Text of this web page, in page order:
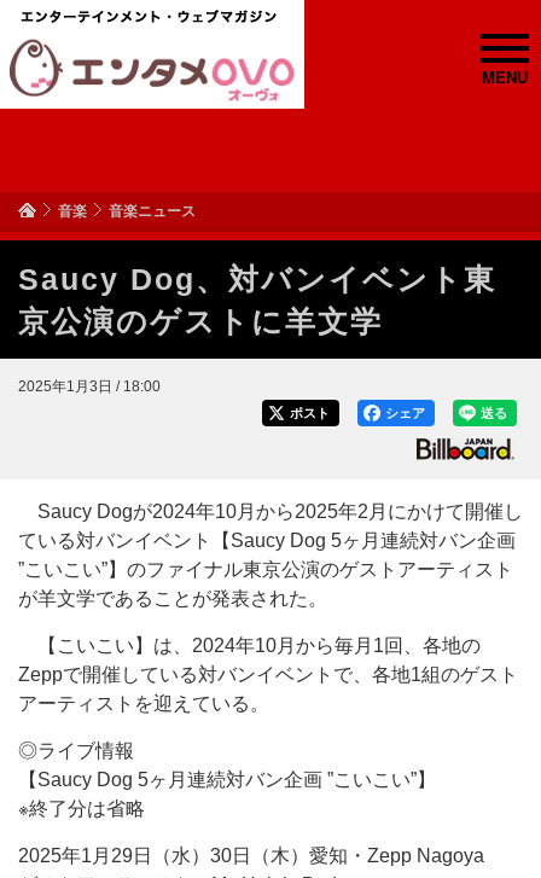
MENU
音楽 音楽ニュース
Saucy Dog、対バンイベント東
京公演のゲストに羊文学
2025年1月3日 / 18:00
送る
シェア
ポスト
Saucy Dogが2024年10月から2025年2月にかけて開催し
ている対バンイベント【Saucy Dog 5ヶ月連続対バン企画
”こいこい”】のファイナル東京公演のゲストアーティスト
が羊文学であることが発表された。
【こいこい】は、2024年10月から毎月1回、各地の
Zeppで開催している対バンイベントで、各地1組のゲスト
アーティストを迎えている。
◎ライブ情報
【Saucy Dog 5ヶ月連続対バン企画 ”こいこい”】
※終了分は省略
2025年1月29日（水）30日（木）愛知・Zepp Nagoya